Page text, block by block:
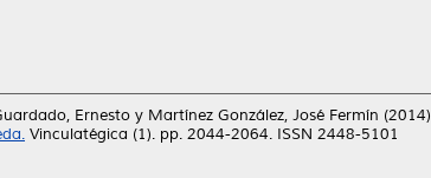
Ernesto y Martínez González, José Fermín (2014)
Vinculatégica (1). pp. 2044-2064. ISSN 2448-5101